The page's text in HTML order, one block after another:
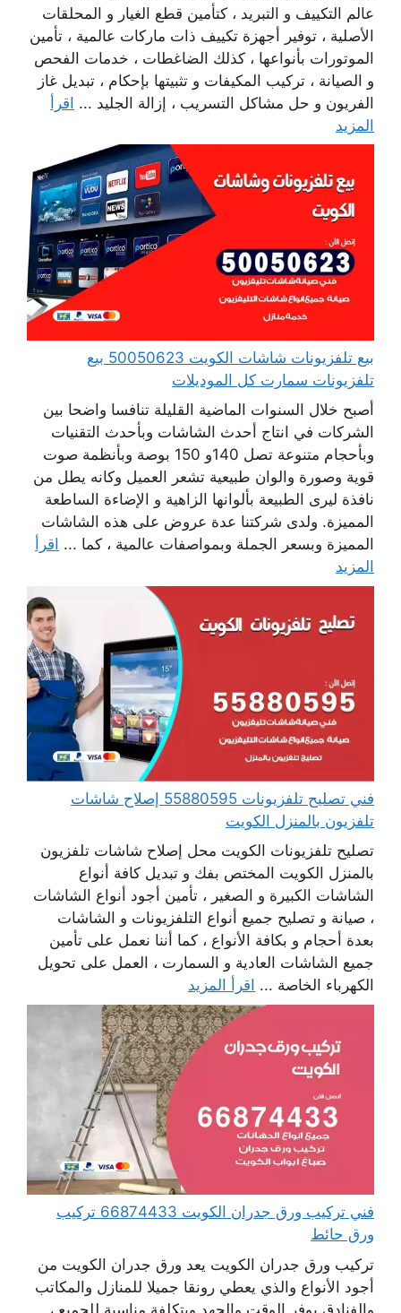
عالم التكييف و التبريد ، كتأمين قطع الغيار و المحلقات
الأصلية ، توفير أجهزة تكييف ذات ماركات عالمية ، تأمين
الموتورات بأنواعها ، كذلك الضاغطات ، خدمات الفحص
و الصيانة ، تركيب المكيفات و تثبيتها بإحكام ، تبديل غاز
الفريون و حل مشاكل التسريب ، إزالة الجليد ... اقرأ
المزيد
بيع تلفزيونات شاشات الكويت 50050623 بيع
تلفزيونات سمارت كل الموديلات
أصبح خلال السنوات الماضية القليلة تنافسا واضحا بين
الشركات في انتاج أحدث الشاشات وبأحدث التقنيات
وبأحجام متنوعة تصل 140و 150 بوصة وبأنظمة صوت
قوية وصورة والوان طبيعية تشعر العميل وكانه يطل من
نافذة ليرى الطبيعة بألوانها الزاهية و الإضاءة الساطعة
المميزة. ولدى شركتنا عدة عروض على هذه الشاشات
المميزة وبسعر الجملة وبمواصفات عالمية ، كما ... اقرأ
المزيد
فني تصليح تلفزيونات 55880595 إصلاح شاشات
تلفزيون بالمنزل الكويت
تصليح تلفزيونات الكويت محل إصلاح شاشات تلفزيون
بالمنزل الكويت المختص بفك و تبديل كافة أنواع
الشاشات الكبيرة و الصغير ، تأمين أجود أنواع الشاشات
، صيانة و تصليح جميع أنواع التلفزيونات و الشاشات
بعدة أحجام و بكافة الأنواع ، كما أننا نعمل على تأمين
جميع الشاشات العادية و السمارت ، العمل على تحويل
الكهرباء الخاصة ... اقرأ المزيد
فني تركيب ورق جدران الكويت 66874433 تركيب
ورق حائط
تركيب ورق جدران الكويت يعد ورق جدران الكويت من
أجود الأنواع والذي يعطي رونقا جميلا للمنازل والمكاتب
والفنادق يوفر الوقت والجهد وبتكلفة مناسبة للجميع ،